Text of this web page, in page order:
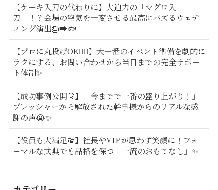
【ケーキ入刀の代わりに】大迫力の「マグロ入
刀」！？会場の空気を一変させる最高にバズるウェデ
ィング演出🎂➡️🐟
【プロに丸投げOK🙆‍♂️】大一番のイベント準備を劇的に
ラクにする、お問い合わせから当日までの完全サポー
ト体制✨
【成功事例公開🎊】「今までで一番の盛り上がり！」
プレッシャーから解放された幹事様からのリアルな感
謝の声😭✨
【役員も大満足💯】社長やVIPが思わず笑顔に！フォ
ーマルな式典でも品格を保つ「一流のおもてなし」✨